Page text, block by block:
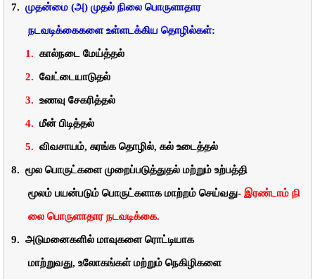
7. முதன்மை (அ) முதல் நிலை பொருளாதார
நடவடிக்கைகளை உள்ளடக்கிய தொழில்கள்:
1. கால்நடை மேய்த்தல்
2. வேட்டையாடுதல்
3. உணவு சேகரித்தல்
4. மீன் பிடித்தல்
5. விவசாயம், சுரங்க தொழில், கல் உடைத்தல்
8. மூல பொருட்களை முறைப்படுத்துதல் மற்றும் உற்பத்தி
மூலம் பயன்படும் பொருட்களாக மாற்றம் செய்வது- இரண்டாம் நி
லை பொருளாதார நடவடிக்கை.
9. அடுமனைகளில் மாவுகளை ரொட்டியாக
மாற்றுவது, உலோகங்கள் மற்றும் நெகிழிகளை